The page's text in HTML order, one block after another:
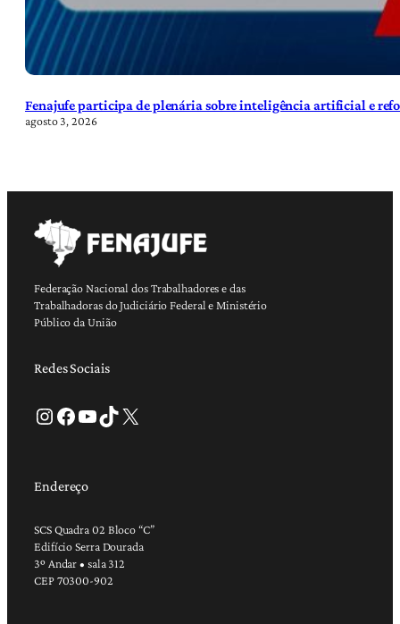
Fenajufe participa de plenária sobre inteligência artificial e
agosto 3, 2026
Federação Nacional dos Trabalhadores e das
Trabalhadoras do Judiciário Federal e Ministério
Público da União
Redes Sociais
Instagram Facebook Youtube TikTok X
Endereço
SCS Quadra 02 Bloco “C”
Edifício Serra Dourada
3º Andar • sala 312
CEP 70300-902